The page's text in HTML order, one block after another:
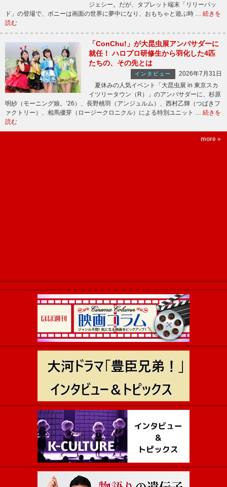
ジェシー。だが、タブレット端末「リリーパッ
ド」の登場で、ボニーは画面の世界に夢中になり、おもちゃと遊ぶ時 … 続きを
読む
「ConChu!」が大昆虫展アンバサダーに
就任！ ハロプロ研修生から羽化した4匹
たちの、その先とは
インタビュー
2026年7月31日
夏休みの人気イベント「大昆虫展 in 東京スカ
イツリータウン（R）」のアンバサダーに、杉原
明紗（モーニング娘。’26）、長野桃羽（アンジュルム）、西村乙輝（つばきフ
ァクトリー）、相馬優芽（ロージークロニクル）による特別ユニット … 続きを
読む
more »